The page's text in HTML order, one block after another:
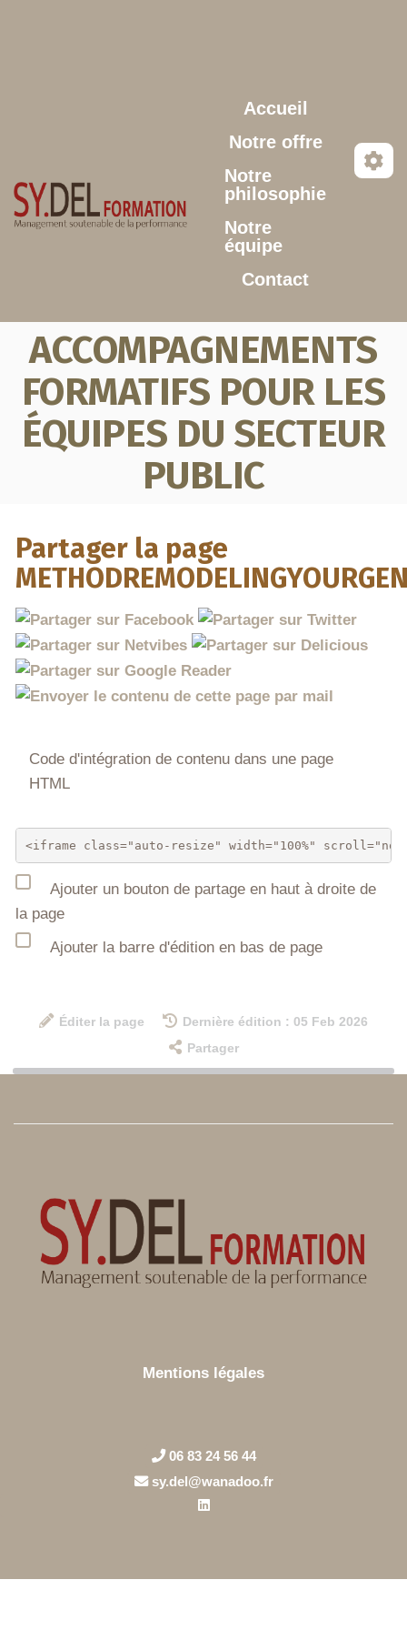
Accueil
Notre offre
Notre
philosophie
Notre
équipe
Contact
ACCOMPAGNEMENTS
FORMATIFS POUR LES
ÉQUIPES DU SECTEUR
PUBLIC
Partager la page
Code d'intégration de contenu dans une page
HTML
Ajouter un bouton de partage en haut à droite de
la page
Ajouter la barre d'édition en bas de page
Éditer la page
Dernière édition : 05 Feb 2026
Partager
Mentions légales
06 83 24 56 44
sy.del@wanadoo.fr